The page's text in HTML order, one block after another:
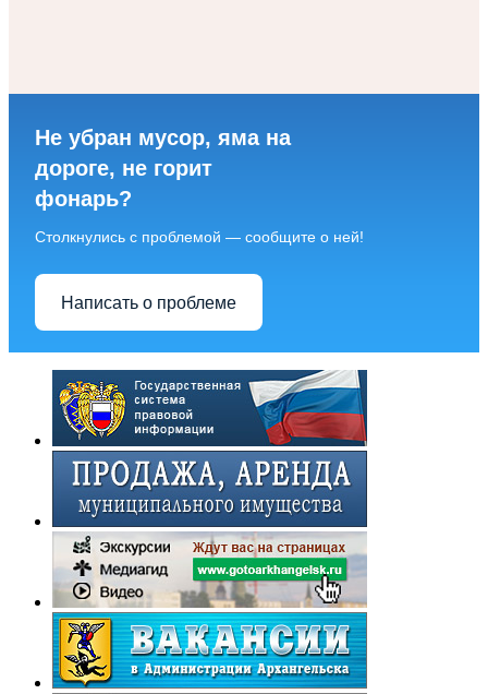
Не убран мусор, яма на
дороге, не горит
фонарь?
Столкнулись с проблемой — сообщите о ней!
Написать о проблеме